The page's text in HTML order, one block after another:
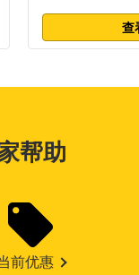
查
帮助
前优惠